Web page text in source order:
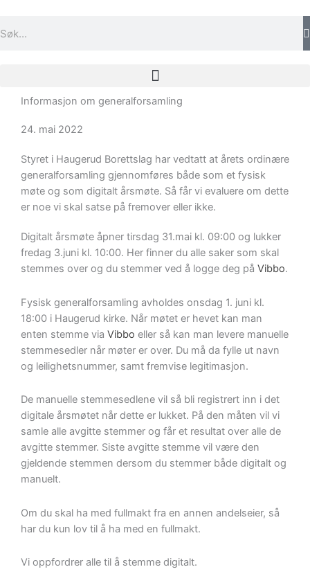
til
Informasjon om generalforsamling
24. mai 2022
Styret i Haugerud Borettslag har vedtatt at årets ordinære
generalforsamling gjennomføres både som et fysisk
møte og som digitalt årsmøte. Så får vi evaluere om dette
er noe vi skal satse på fremover eller ikke.
Digitalt årsmøte åpner tirsdag 31.mai kl. 09:00 og lukker
fredag 3.juni kl. 10:00. Her finner du alle saker som skal
stemmes over og du stemmer ved å logge deg på Vibbo.
Fysisk generalforsamling avholdes onsdag 1. juni kl.
18:00 i Haugerud kirke. Når møtet er hevet kan man
enten stemme via Vibbo eller så kan man levere manuelle
stemmesedler når møter er over. Du må da fylle ut navn
og leilighetsnummer, samt fremvise legitimasjon.
De manuelle stemmesedlene vil så bli registrert inn i det
digitale årsmøtet når dette er lukket. På den måten vil vi
samle alle avgitte stemmer og får et resultat over alle de
avgitte stemmer. Siste avgitte stemme vil være den
gjeldende stemmen dersom du stemmer både digitalt og
manuelt.
Om du skal ha med fullmakt fra en annen andelseier, så
har du kun lov til å ha med en fullmakt.
Vi oppfordrer alle til å stemme digitalt.